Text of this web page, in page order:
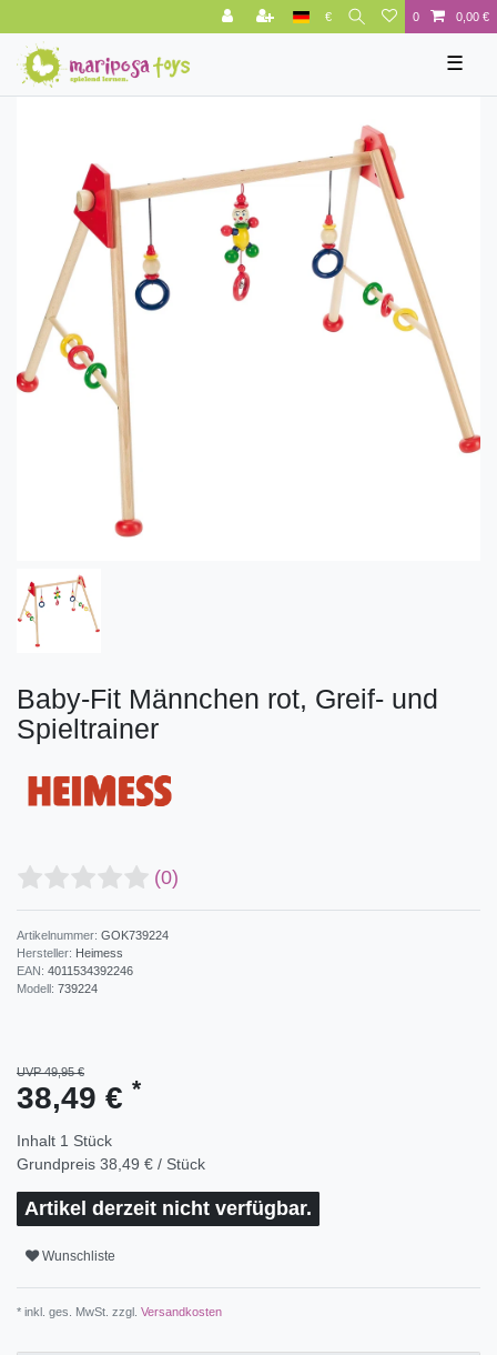
€ 0 0,00 €
☰
Baby-Fit Männchen rot, Greif- und
Spieltrainer
(0)
Artikelnummer: GOK739224
Hersteller: Heimess
EAN: 4011534392246
Modell: 739224
UVP 49,95 €
38,49 € *
Inhalt 1 Stück
Grundpreis 38,49 € / Stück
Artikel derzeit nicht verfügbar.
Wunschliste
* inkl. ges. MwSt. zzgl. Versandkosten